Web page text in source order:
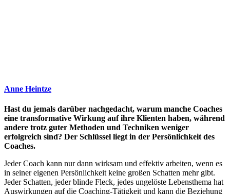
Anne Heintze
Hast du jemals darüber nachgedacht, warum manche Coaches
eine transformative Wirkung auf ihre Klienten haben, während
andere trotz guter Methoden und Techniken weniger
erfolgreich sind? Der Schlüssel liegt in der Persönlichkeit des
Coaches.
Jeder Coach kann nur dann wirksam und effektiv arbeiten, wenn es
in seiner eigenen Persönlichkeit keine großen Schatten mehr gibt.
Jeder Schatten, jeder blinde Fleck, jedes ungelöste Lebensthema hat
Auswirkungen auf die Coaching-Tätigkeit und kann die Beziehung